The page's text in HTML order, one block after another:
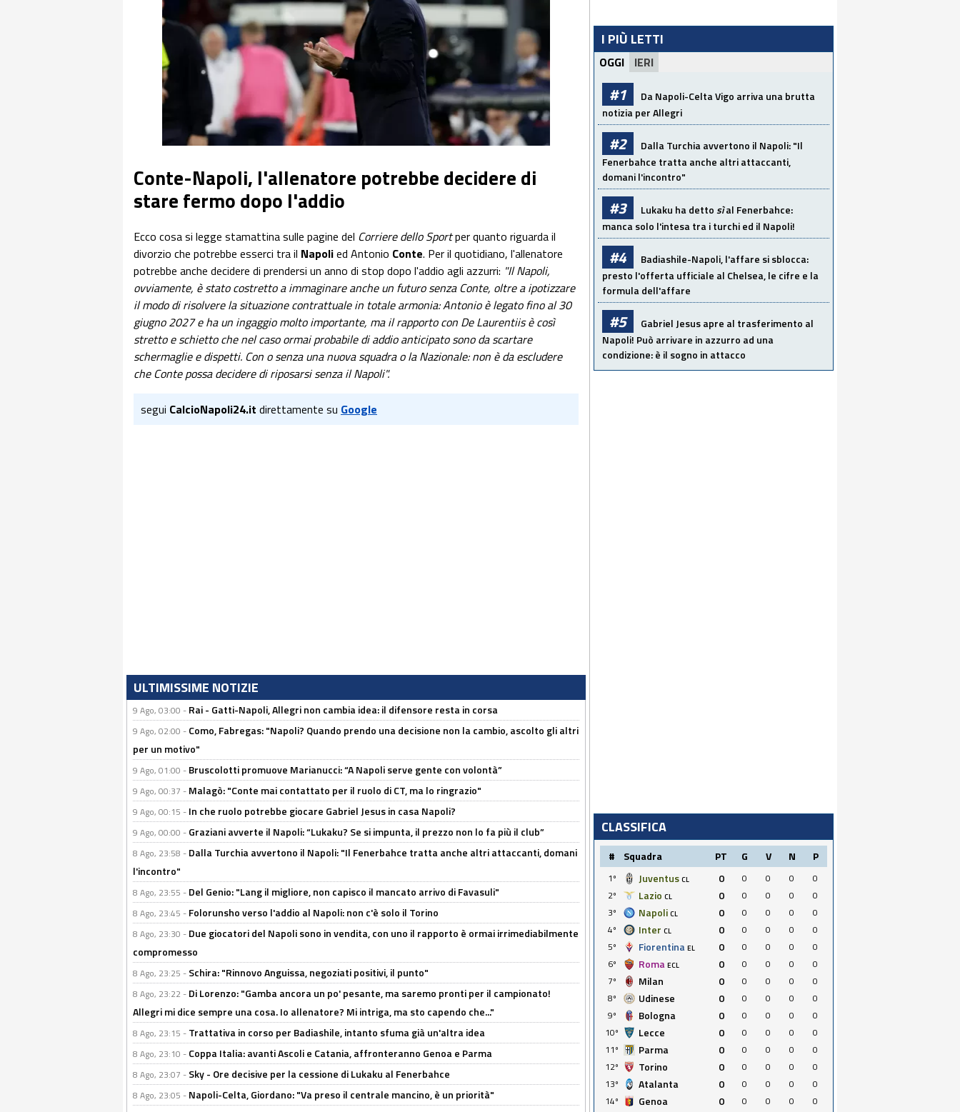
Conte-Napoli, l'allenatore potrebbe decidere di
stare fermo dopo l'addio
Ecco cosa si legge stamattina sulle pagine del Corriere dello Sportper quanto riguarda il
divorzio che potrebbe esserci tra il Napolied Antonio Conte. Per il quotidiano, l'allenatore
potrebbe anche decidere di prendersi un anno di stop dopo l'addio agli azzurri: "Il Napoli,
ovviamente, è stato costretto a immaginare anche un futuro senza Conte, oltre a ipotizzare
il modo di risolvere la situazione contrattuale in totale armonia: Antonio è legato fino al 30
giugno 2027 e ha un ingaggio molto importante, ma il rapporto con De Laurentiis è così
stretto e schietto che nel caso ormai probabile di addio anticipato sono da scartare
schermaglie e dispetti. Con o senza una nuova squadra o la Nazionale: non è da escludere
che Conte possa decidere di riposarsi senza il Napoli".
segui CalcioNapoli24.it direttamente su Google
ULTIMISSIME NOTIZIE
9 Ago, 03:00 - Rai - Gatti-Napoli, Allegri non cambia idea: il difensore resta in corsa
9 Ago, 02:00 - Como, Fabregas: "Napoli? Quando prendo una decisione non la cambio, ascolto gli altri
per un motivo"
9 Ago, 01:00 - Bruscolotti promuove Marianucci: “A Napoli serve gente con volontà”
9 Ago, 00:37 - Malagò: "Conte mai contattato per il ruolo di CT, ma lo ringrazio"
9 Ago, 00:15 - In che ruolo potrebbe giocare Gabriel Jesus in casa Napoli?
9 Ago, 00:00 - Graziani avverte il Napoli: “Lukaku? Se si impunta, il prezzo non lo fa più il club”
8 Ago, 23:58 - Dalla Turchia avvertono il Napoli: "Il Fenerbahce tratta anche altri attaccanti, domani
l'incontro"
8 Ago, 23:55 - Del Genio: "Lang il migliore, non capisco il mancato arrivo di Favasuli"
8 Ago, 23:45 - Folorunsho verso l'addio al Napoli: non c'è solo il Torino
8 Ago, 23:30 - Due giocatori del Napoli sono in vendita, con uno il rapporto è ormai irrimediabilmente
compromesso
8 Ago, 23:25 - Schira: "Rinnovo Anguissa, negoziati positivi, il punto"
8 Ago, 23:22 - Di Lorenzo: "Gamba ancora un po' pesante, ma saremo pronti per il campionato!
Allegri mi dice sempre una cosa. Io allenatore? Mi intriga, ma sto capendo che..."
8 Ago, 23:15 - Trattativa in corso per Badiashile, intanto sfuma già un'altra idea
8 Ago, 23:10 - Coppa Italia: avanti Ascoli e Catania, affronteranno Genoa e Parma
8 Ago, 23:07 - Sky - Ore decisive per la cessione di Lukaku al Fenerbahce
8 Ago, 23:05 - Napoli-Celta, Giordano: "Va preso il centrale mancino, è un priorità"
I PIÙ LETTI
OGGI IERI
#1
Da Napoli-Celta Vigo arriva una brutta
notizia per Allegri
#2
Dalla Turchia avvertono il Napoli: "Il
Fenerbahce tratta anche altri attaccanti,
domani l'incontro"
#3 Lukaku ha dettosìal Fenerbahce:
manca solo l'intesa tra i turchi ed il Napoli!
#4
Badiashile-Napoli, l'affare si sblocca:
presto l'offerta ufficiale al Chelsea, le cifre e la
formula dell'affare
#5
Gabriel Jesus apre al trasferimento al
Napoli! Può arrivare in azzurro ad una
condizione: è il sogno in attacco
CLASSIFICA
# Squadra PT G V N P
1º Juventus CL 0 0 0 0
0
2º
Lazio CL 0 0 0 0
0
3º
Napoli CL 0 0 0 0
0
4º
Inter CL 0 0 0 0
0
5º
Fiorentina EL 0 0 0 0
0
6º
Roma ECL 0 0 0 0
0
7º
Milan 0 0 0 0
0
8º
Udinese 0 0 0 0
0
9º
Bologna 0 0 0 0
0
10º
Lecce 0 0 0 0
0
11º
Parma 0 0 0 0
0
12º
Torino 0 0 0 0
0
13º
Atalanta 0 0 0 0
0
14º
Genoa 0 0 0 0
0